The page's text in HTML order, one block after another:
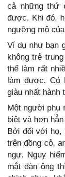
cả những thứ
được. Khi đó,
ngưỡng mộ
Ví dụ như bạn
không trẻ
thể làm rất
làm được. Có
giàu nhất hành
Một người phụ
biệt và hơn
Bởi đối với họ,
trên đồng cỏ,
ngự. Nguy
mắt đàn ông